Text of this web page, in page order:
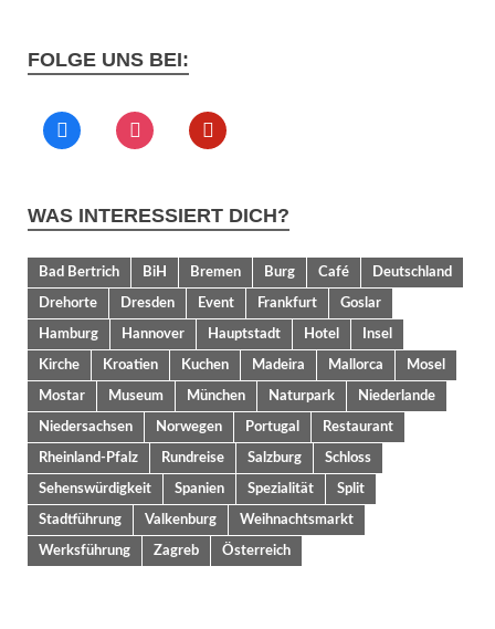
FOLGE UNS BEI:
WAS INTERESSIERT DICH?
Bad Bertrich BiH Bremen Burg Café
Deutschland
Drehorte
Dresden Event Frankfurt
Goslar
Hamburg
Hannover Hauptstadt Hotel
Insel
Kirche
Kroatien Kuchen Madeira Mallorca
Mosel
Mostar
Museum München Naturpark
Niederlande
Niedersachsen
Norwegen Portugal
Restaurant
Rheinland-Pfalz
Rundreise Salzburg
Schloss
Sehenswürdigkeit
Spanien Spezialität
Split
Stadtführung
Valkenburg
Weihnachtsmarkt
Werksführung
Zagreb Österreich